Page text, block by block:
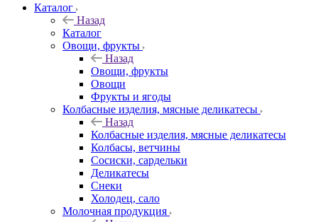
Каталог
Назад
Каталог
Овощи, фрукты
Назад
Овощи, фрукты
Овощи
Фрукты и ягоды
Колбасные изделия, мясные деликатесы
Назад
Колбасные изделия, мясные деликатесы
Колбасы, ветчины
Сосиски, сардельки
Деликатесы
Снеки
Холодец, сало
Молочная продукция